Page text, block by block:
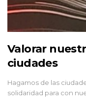
Valorar
ciudades
Hagamos de las
solidaridad para con